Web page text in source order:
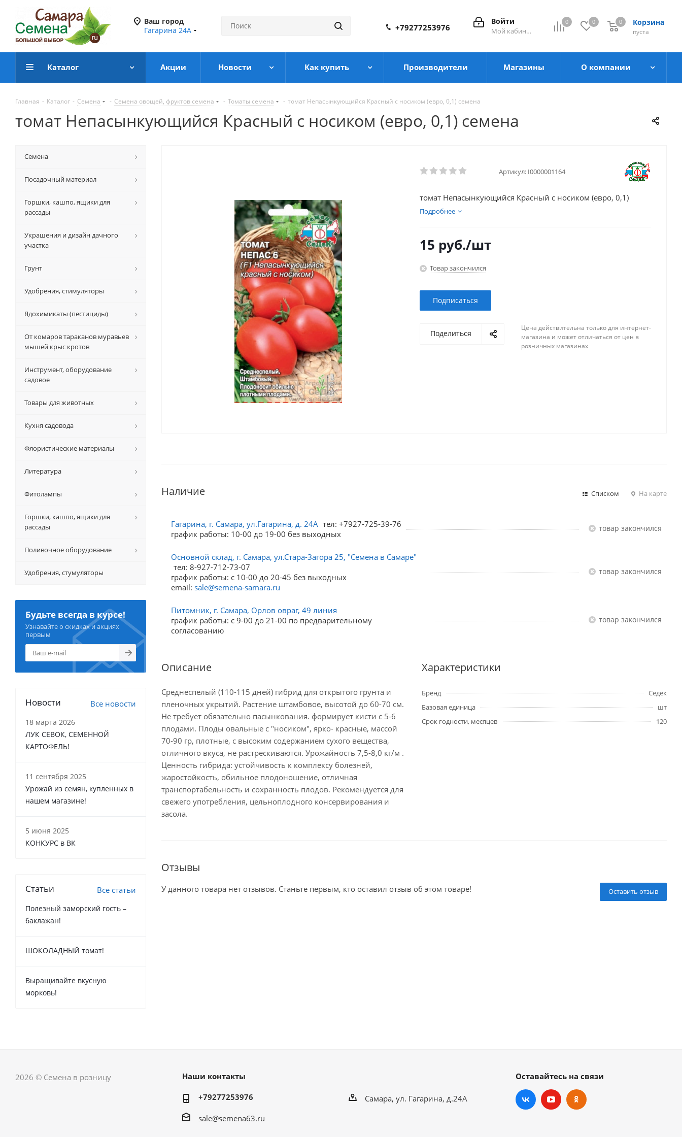
Ваш город
Гагарина 24А
0 0 Корзина
0
пуста
0
Войти
Мой кабинет
+79277253976
Каталог Акции Новости Как купить Производители Магазины О компании
Главная - Каталог - Семена - Семена овощей, фруктов семена - Томаты семена - томат Непасынкующийся Красный с носиком (евро, 0,1) семена
томат Непасынкующийся Красный с носиком (евро, 0,1) семена
Артикул: I0000001164
томат Непасынкующийся Красный с носиком (евро, 0,1)
Подробнее
15 руб./шт
Товар закончился
Подписаться
Поделиться
Цена действительна только для интернет-
магазина и может отличаться от цен в
розничных магазинах
Наличие Списком На карте
Гагарина, г. Самара, ул.Гагарина, д. 24А тел: +7927-725-39-76
график работы: 10-00 до 19-00 без выходных
Товар закончился
Основной склад, г. Самара, ул.Стара-Загора 25, "Семена в Самаре"
тел: 8-927-712-73-07
график работы: с 10-00 до 20-45 без выходных
email: sale@semena-samara.ru
Товар закончился
Питомник, г. Самара, Орлов овраг, 49 линия
график работы: с 9-00 до 21-00 по предварительному
согласованию
Товар закончился
Описание
Среднеспелый (110-115 дней) гибрид для открытого грунта и
пленочных укрытий. Растение штамбовое, высотой до 60-70 см.
Не требует обязательно пасынкования. формирует кисти с 5-6
плодами. Плоды овальные с "носиком", ярко- красные, массой
70-90 гр, плотные, с высоким содержанием сухого вещества,
отличного вкуса, не растрескиваются. Урожайность 7,5-8,0 кг/м .
Ценность гибрида: устойчивость к комплексу болезней,
жаростойкость, обильное плодоношение, отличная
транспортабельность и сохранность плодов. Рекомендуется для
свежего употребления, цельноплодного консервирования и
засола.
Характеристики
Бренд
Седек
Базовая единица
шт
Срок годности, месяцев
120
Отзывы
Оставить отзыв
У данного товара нет отзывов. Станьте первым, кто оставил отзыв об этом товаре!
Семена
Посадочный материал
Горшки, кашпо, ящики для
рассады
Украшения и дизайн дачного
участка
Грунт
Удобрения, стимуляторы
Ядохимикаты (пестициды)
От комаров тараканов муравьев
мышей крыс кротов
Инструмент, оборудование
садовое
Товары для животных
Кухня садовода
Флористические материалы
Литература
Фитолампы
Горшки, кашпо, ящики для
рассады
Поливочное оборудование
Удобрения, стумуляторы
Будьте всегда в курсе!
Узнавайте о скидках и акциях
первым
Новости Все новости
18 марта 2026
ЛУК СЕВОК, СЕМЕННОЙ
КАРТОФЕЛЬ!
11 сентября 2025
Урожай из семян, купленных в
нашем магазине!
5 июня 2025
КОНКУРС в ВК
Статьи Все статьи
Полезный заморский гость –
баклажан!
ШОКОЛАДНЫЙ томат!
Выращивайте вкусную
морковь!
2026 © Семена в розницу Наши контакты
+79277253976
sale@semena63.ru
Самара, ул. Гагарина, д.24А
Оставайтесь на связи